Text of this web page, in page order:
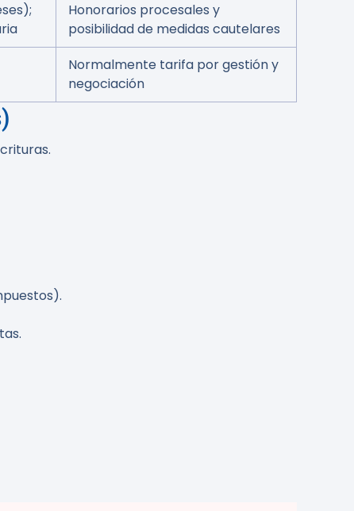
Honorarios procesales y
posibilidad de medidas cautelares
Normalmente tarifa por gestión y
negociación